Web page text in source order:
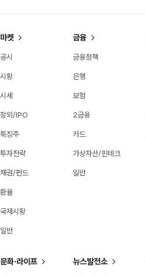
마켓
공시
시황
시세
장외/IPO
특징주
투자전략
채권/펀드
환율
국제시황
일반
금융
금융정책
은행
보험
2금융
카드
가상자산/핀테크
일반
문화·라이프 뉴스발전소